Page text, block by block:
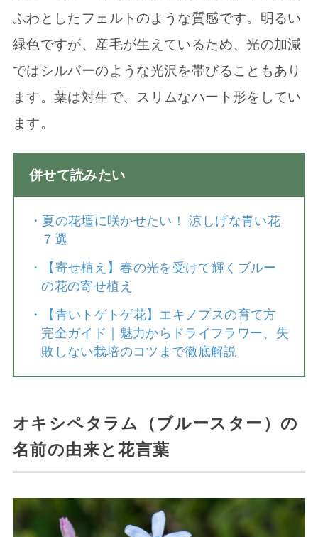
ふわとしたフェルトのような質感です。明るい
緑色ですが、産毛が生えているため、光の加減
ではシルバーのような光沢を帯びることもあり
ます。葉は対生で、スリムなハート形をしてい
ます。
併せて読みたい
・ 夏の花壇に咲かせたい！ 涼しげな青い花
７選
・
【寄せ植え】春の光を受けて輝くブルー
の花の寄せ植え
・
【青いトゲトゲ花】エキノプスの育て方
完全ガイド｜魅力からドライフラワー、失
敗しない栽培のコツまで徹底解説
オキシペタラム（ブルースター）の
名前の由来と花言葉